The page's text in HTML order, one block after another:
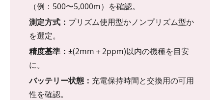
（例：500〜5,000m）を確認。
測定方式： プリズム使用型かノンプリズム型か
を選定。
精度基準： ±(2mm＋2ppm)以内の機種を目安
に。
バッテリー状態： 充電保持時間と交換用の可用
性を確認。